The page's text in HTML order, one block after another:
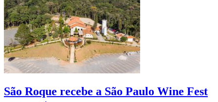
São Roque recebe a São Paulo Wine Fest